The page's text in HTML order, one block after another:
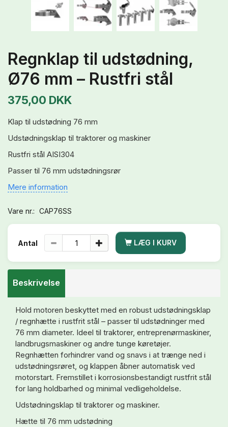
Regnklap til udstødning,
Ø76 mm – Rustfri stål
375,00 DKK
Klap til udstødning 76 mm
Udstødningsklap til traktorer og maskiner
Rustfri stål AISI304
Passer til 76 mm udstødningsrør
Mere information
Vare nr.: CAP76SS
Antal LÆG I KURV
Beskrivelse
Hold motoren beskyttet med en robust udstødningsklap
/ regnhætte i rustfrit stål – passer til udstødninger med
76 mm diameter. Ideel til traktorer, entreprenørmaskiner,
landbrugsmaskiner og andre tunge køretøjer.
Regnhætten forhindrer vand og snavs i at trænge ned i
udstødningsrøret, og klappen åbner automatisk ved
motorstart. Fremstillet i korrosionsbestandigt rustfrit stål
for lang holdbarhed og minimal vedligeholdelse.
Udstødningsklap til traktorer og maskiner.
Hætte til 76 mm udstødning